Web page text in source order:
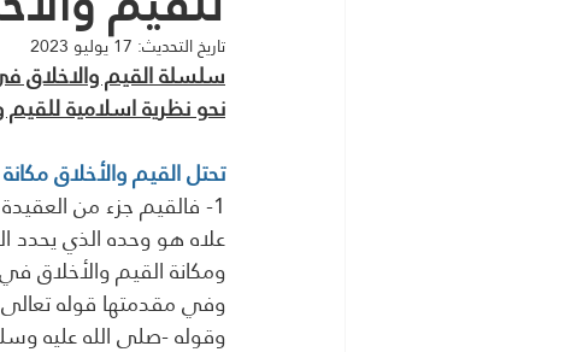
تاريخ التحديث: 17 يوليو 2023
سلسلة القيم والاخلاق
نحو نظرية اسلامية للقيم
تحتل القيم والأخلاق
1- فالقيم جزء من
علاه هو وحده الذي يحدد
ومكانة القيم والأخلاق
وفي مقدمتها قوله
وقوله -صلى الله عليه